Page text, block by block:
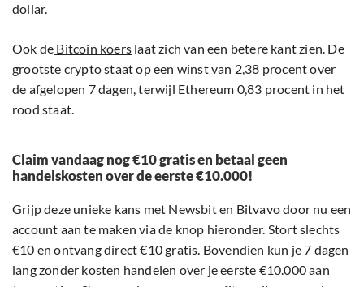
dollar.
Ook de Bitcoin koers laat zich van een betere kant zien. De
grootste crypto staat op een winst van 2,38 procent over
de afgelopen 7 dagen, terwijl Ethereum 0,83 procent in het
rood staat.
Claim vandaag nog €10 gratis en betaal geen
handelskosten over de eerste €10.000!
Grijp deze unieke kans met Newsbit en Bitvavo door nu een
account aan te maken via de knop hieronder. Stort slechts
€10 en ontvang direct €10 gratis. Bovendien kun je 7 dagen
lang zonder kosten handelen over je eerste €10.000 aan